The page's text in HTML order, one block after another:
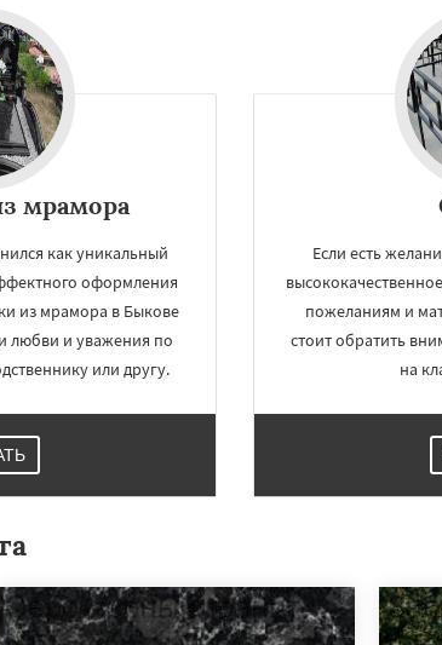
мрамора
как уникальный
оформления
из мрамора в Быкове
любви и уважения по
или другу.
Если есть
пожеланиям и
стоит обратить
на